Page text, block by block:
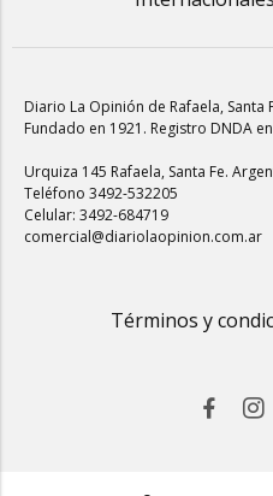
Diario La Opinión de Rafaela, Santa
Fundado en 1921. Registro DNDA
Urquiza 145 Rafaela, Santa Fe.
Teléfono 3492-532205
Celular: 3492-684719
comercial@diariolaopinion.com.ar
Términos y